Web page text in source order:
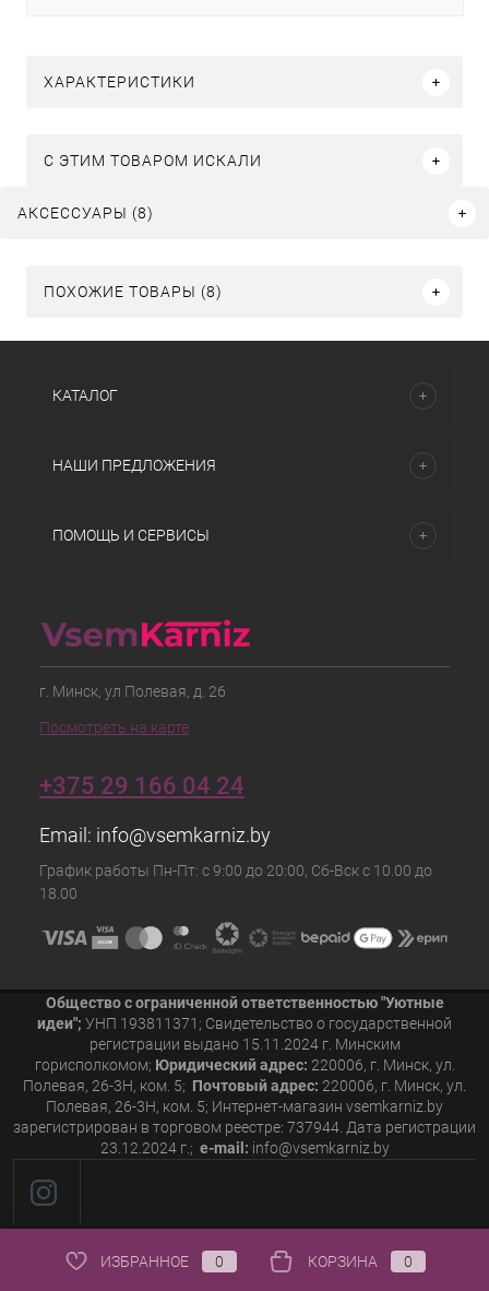
ХАРАКТЕРИСТИКИ
C ЭТИМ ТОВАРОМ ИСКАЛИ
АКСЕССУАРЫ (8)
ПОХОЖИЕ ТОВАРЫ (8)
КАТАЛОГ
НАШИ ПРЕДЛОЖЕНИЯ
ПОМОЩЬ И СЕРВИСЫ
г. Минск, ул Полевая, д. 26
Посмотреть на карте
+375 29 166 04 24
Email: info@vsemkarniz.by
График работы Пн-Пт: с 9:00 до 20:00, Сб-Вск с 10.00 до
18.00
Общество с ограниченной ответственностью "Уютные
идеи"; УНП 193811371; Свидетельство о государственной
регистрации выдано 15.11.2024 г. Минским
горисполкомом; Юридический адрес: 220006, г. Минск, ул.
Полевая, 26-3Н, ком. 5; Почтовый адрес: 220006, г. Минск, ул.
Полевая, 26-3Н, ком. 5; Интернет-магазин vsemkarniz.by
зарегистрирован в торговом реестре: 737944. Дата регистрации
23.12.2024 г.; e-mail: info@vsemkarniz.by
ИЗБРАННОЕ 0 КОРЗИНА 0